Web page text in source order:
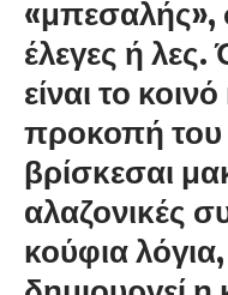
«μπεσαλής»,
έλεγες ή
είναι το
προκοπή του
βρίσκεσαι
αλαζονικές
κούφια